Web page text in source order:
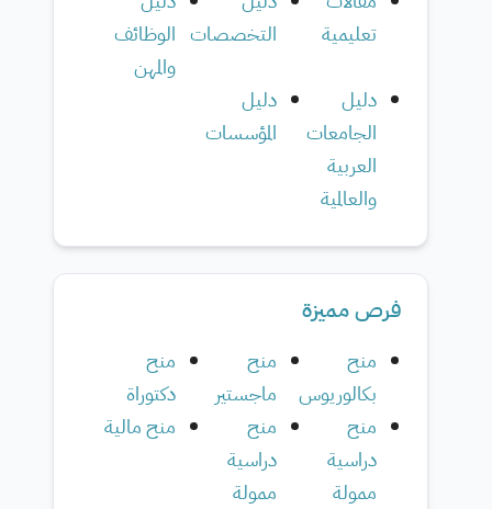
تعليمية
التخصصات الوظائف
والمهن
دليل
الجامعات
العربية
والعالمية
دليل
المؤسسات
فرص مميزة
منح
بكالوريوس
منح
ماجستير
منح
دكتوراة
منح
دراسية
ممولة
منح
دراسية
ممولة
منح مالية